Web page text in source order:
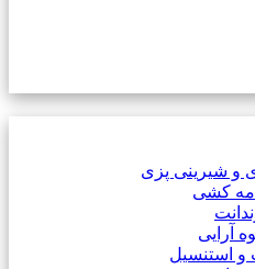
و شیرینی پزی
کشی
آرایی
و استنسیل